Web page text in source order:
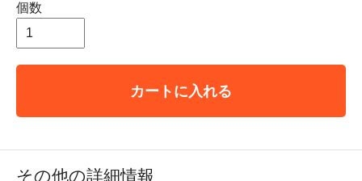
個数
カートに入れる
その他の詳細情報